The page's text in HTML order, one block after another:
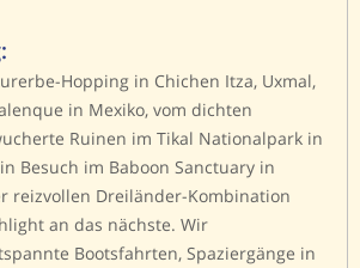
Hopping in Chichen Itza, Uxmal,
in Mexiko, vom dichten
Ruinen im Tikal Nationalpark in
Besuch im Baboon Sanctuary in
reizvollen Dreiländer-Kombination
an das nächste. Wir
Bootsfahrten, Spaziergänge in